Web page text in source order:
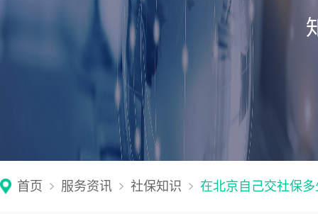
首页 服务资讯 社保知识 在北京自己交社保多